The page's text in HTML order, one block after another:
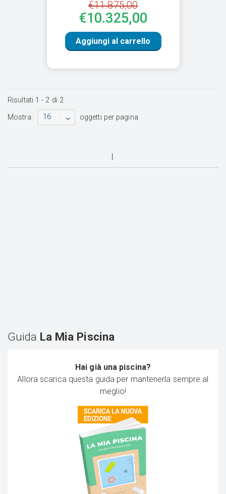
€11.875,00
€10.325,00
Aggiungi al carrello
Risultati 1 - 2 di 2
Mostra:
16 oggetti per pagina
Guida La Mia Piscina
Hai già una piscina?
Allora scarica questa guida per mantenerla sempre al
meglio!